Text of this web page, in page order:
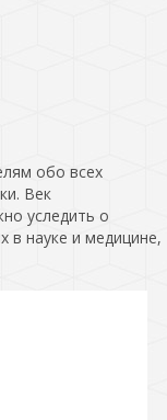
обо всех
Век
уследить о
в науке и медицине,